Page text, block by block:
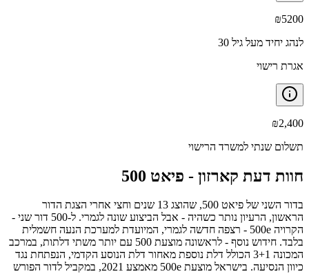
₪5200
לנהג יחיד מעל גיל 30
אגרת רישוי
₪2,400
תשלום שנתי למשרד הרישוי
חוות דעת קארזון - פיאט 500
בדור השני של פיאט 500, שהוצג 13 שנים וחצי אחרי הצגת הדור
הראשון, הרעיון נותר כשהיה - אבל הביצוע שונה לגמרי. ל-500 דור שני -
הקרויה 500e - רצפה חדשה לגמרי, המיועדת למערכת הנעה חשמלית
בלבד. חידוש נוסף - לראשונה מוצעת 500 עם יותר משתי דלתות, במרכב
המכונה 3+1 הכולל דלת נוספת מאחור דלת הנוסע הקדמי, הנפתחת נגד
כיוון הנסיעה. בישראל מוצעת 500e מאמצע 2021, במקביל לדור הפורש